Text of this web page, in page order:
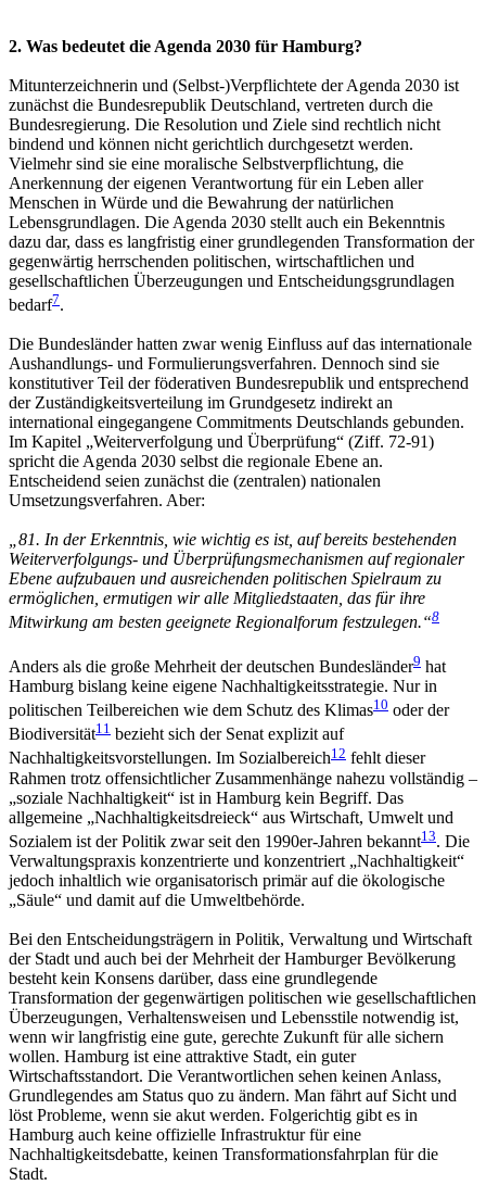
2. Was bedeutet die Agenda 2030 für Hamburg?
Mitunterzeichnerin und (Selbst-)Verpflichtete der Agenda 2030 ist
zunächst die Bundesrepublik Deutschland, vertreten durch die
Bundesregierung. Die Resolution und Ziele sind rechtlich nicht
bindend und können nicht gerichtlich durchgesetzt werden.
Vielmehr sind sie eine moralische Selbstverpflichtung, die
Anerkennung der eigenen Verantwortung für ein Leben aller
Menschen in Würde und die Bewahrung der natürlichen
Lebensgrundlagen. Die Agenda 2030 stellt auch ein Bekenntnis
dazu dar, dass es langfristig einer grundlegenden Transformation der
gegenwärtig herrschenden politischen, wirtschaftlichen und
gesellschaftlichen Überzeugungen und Entscheidungsgrundlagen
bedarf7.
Die Bundesländer hatten zwar wenig Einfluss auf das internationale
Aushandlungs- und Formulierungsverfahren. Dennoch sind sie
konstitutiver Teil der föderativen Bundesrepublik und entsprechend
der Zuständigkeitsverteilung im Grundgesetz indirekt an
international eingegangene Commitments Deutschlands gebunden.
Im Kapitel „Weiterverfolgung und Überprüfung“ (Ziff. 72-91)
spricht die Agenda 2030 selbst die regionale Ebene an.
Entscheidend seien zunächst die (zentralen) nationalen
Umsetzungsverfahren. Aber:
„81. In der Erkenntnis, wie wichtig es ist, auf bereits bestehenden
Weiterverfolgungs- und Überprüfungsmechanismen auf regionaler
Ebene aufzubauen und ausreichenden politischen Spielraum zu
ermöglichen, ermutigen wir alle Mitgliedstaaten, das für ihre
Mitwirkung am besten geeignete Regionalforum festzulegen.“8
Anders als die große Mehrheit der deutschen Bundesländer9 hat
Hamburg bislang keine eigene Nachhaltigkeitsstrategie. Nur in
politischen Teilbereichen wie dem Schutz des Klimas10 oder der
Biodiversität11 bezieht sich der Senat explizit auf
Nachhaltigkeitsvorstellungen. Im Sozialbereich12 fehlt dieser
Rahmen trotz offensichtlicher Zusammenhänge nahezu vollständig –
„soziale Nachhaltigkeit“ ist in Hamburg kein Begriff. Das
allgemeine „Nachhaltigkeitsdreieck“ aus Wirtschaft, Umwelt und
Sozialem ist der Politik zwar seit den 1990er-Jahren bekannt13. Die
Verwaltungspraxis konzentrierte und konzentriert „Nachhaltigkeit“
jedoch inhaltlich wie organisatorisch primär auf die ökologische
„Säule“ und damit auf die Umweltbehörde.
Bei den Entscheidungsträgern in Politik, Verwaltung und Wirtschaft
der Stadt und auch bei der Mehrheit der Hamburger Bevölkerung
besteht kein Konsens darüber, dass eine grundlegende
Transformation der gegenwärtigen politischen wie gesellschaftlichen
Überzeugungen, Verhaltensweisen und Lebensstile notwendig ist,
wenn wir langfristig eine gute, gerechte Zukunft für alle sichern
wollen. Hamburg ist eine attraktive Stadt, ein guter
Wirtschaftsstandort. Die Verantwortlichen sehen keinen Anlass,
Grundlegendes am Status quo zu ändern. Man fährt auf Sicht und
löst Probleme, wenn sie akut werden. Folgerichtig gibt es in
Hamburg auch keine offizielle Infrastruktur für eine
Nachhaltigkeitsdebatte, keinen Transformationsfahrplan für die
Stadt.